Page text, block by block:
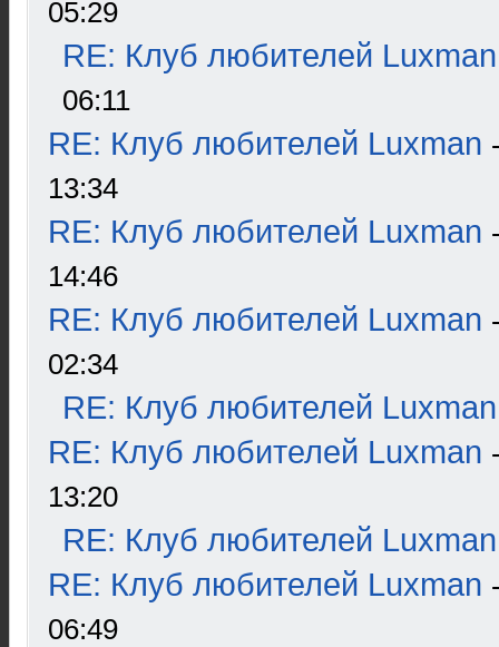
05:29
RE: Клуб любителей Luxman
06:11
RE: Клуб любителей Luxman
13:34
RE: Клуб любителей Luxman
14:46
RE: Клуб любителей Luxman
02:34
RE: Клуб любителей Luxman
RE: Клуб любителей Luxman
13:20
RE: Клуб любителей Luxman
RE: Клуб любителей Luxman
06:49